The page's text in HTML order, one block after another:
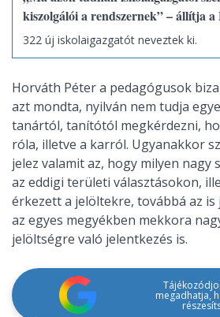
kiszolgálói a rendszernek” – állítja a
322 új iskolaigazgatót neveztek ki.
Horváth Péter a pedagógusok
azt mondta, nyilván nem tudja
tanártól, tanítótól megkérdezni,
róla, illetve a karról. Ugyanakkor
jelez valamit az, hogy milyen nagy
az eddigi területi választásokon,
érkezett a jelöltekre, továbbá az
az egyes megyékben mekkora
jelöltségre való jelentkezés is.
megadhatja,